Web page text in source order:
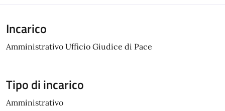
Incarico
Amministrativo Ufficio Giudice di Pace
Tipo di incarico
Amministrativo